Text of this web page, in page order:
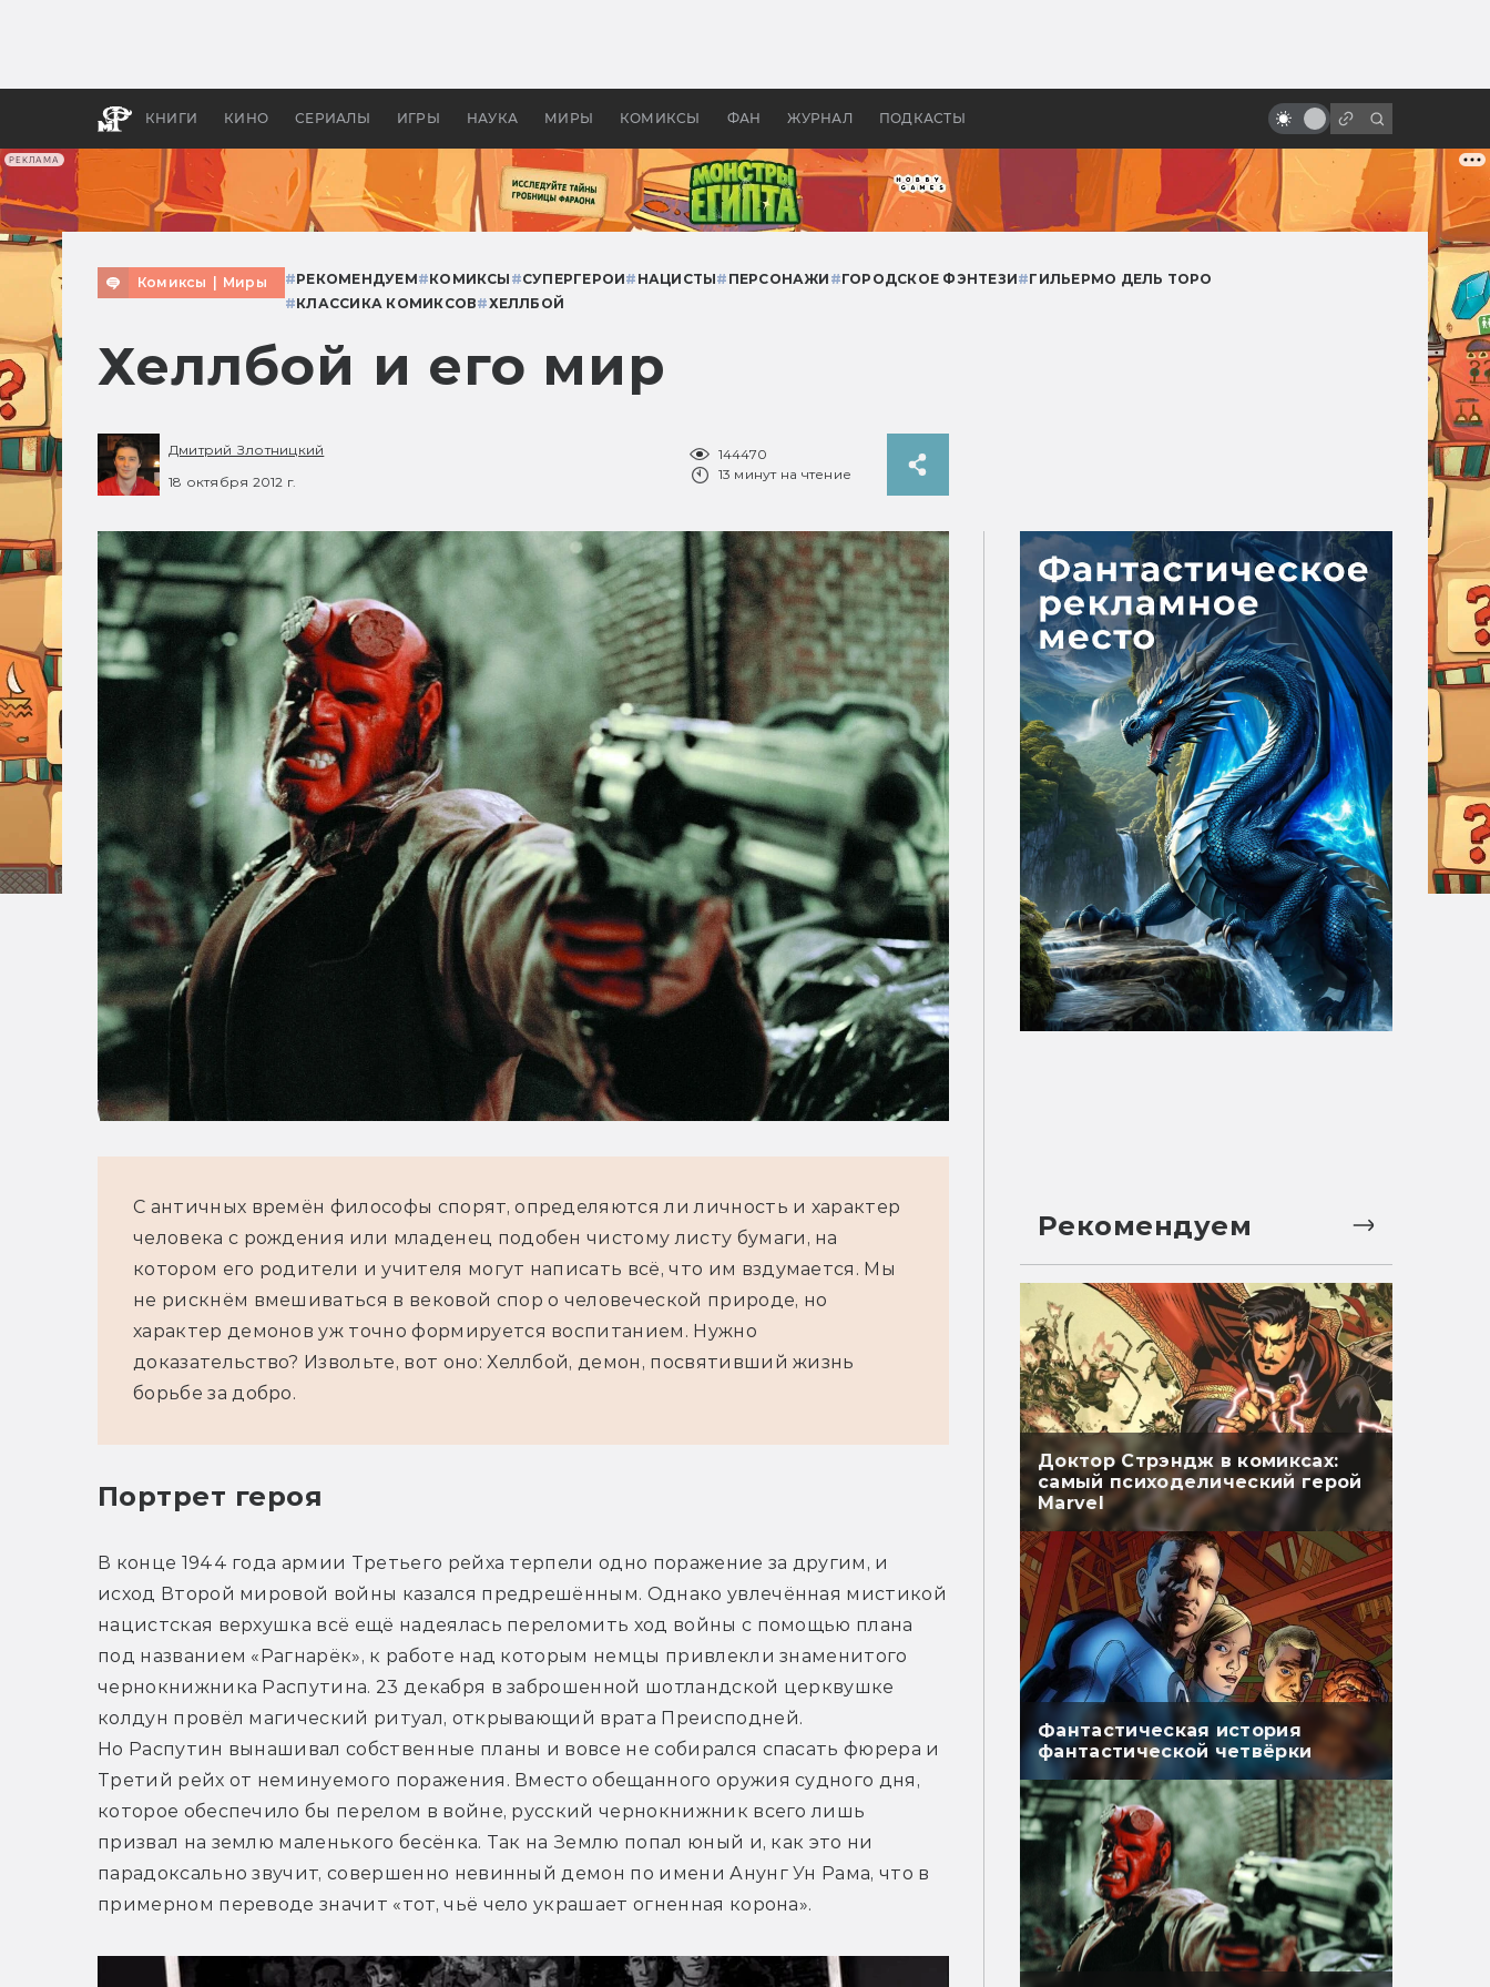
РЕКЛАМА
КНИГИ КИНО СЕРИАЛЫ ИГРЫ НАУКА МИРЫ КОМИКСЫ ФАН ЖУРНАЛ ПОДКАСТЫ
апокалипсис, в России —
бы «Властелина колец»
робот-полицейский
Комиксы Миры #РЕКОМЕНДУЕМ#КОМИКСЫ #СУПЕРГЕРОИ# НАЦИСТЫ# ПЕРСОНАЖИ #ГОРОДСКОЕ ФЭНТЕЗИ#ГИЛЬЕРМО ДЕЛЬ ТОРО
#КЛАССИКА КОМИКСОВ#ХЕЛЛБОЙ
Хеллбой и его мир
Дмитрий Злотницкий
18 октября 2012 г.
144470
13 минут на чтение
С античных времён философы спорят, определяются ли личность и характер
человека с рождения или младенец подобен чистому листу бумаги, на
котором его родители и учителя могут написать всё, что им вздумается. Мы
не рискнём вмешиваться в вековой спор о человеческой природе, но
характер демонов уж точно формируется воспитанием. Нужно
доказательство? Извольте, вот оно: Хеллбой, демон, посвятивший жизнь
борьбе за добро.
Портрет героя
В конце 1944 года армии Третьего рейха терпели одно поражение за другим, и
исход Второй мировой войны казался предрешённым. Однако увлечённая мистикой
нацистская верхушка всё ещё надеялась переломить ход войны с помощью плана
под названием «Рагнарёк», к работе над которым немцы привлекли знаменитого
чернокнижника Распутина. 23 декабря в заброшенной шотландской церквушке
колдун провёл магический ритуал, открывающий врата Преисподней.
Но Распутин вынашивал собственные планы и вовсе не собирался спасать фюрера и
Третий рейх от неминуемого поражения. Вместо обещанного оружия судного дня,
которое обеспечило бы перелом в войне, русский чернокнижник всего лишь
призвал на землю маленького бесёнка. Так на Землю попал юный и, как это ни
парадоксально звучит, совершенно невинный демон по имени Анунг Ун Рама, что в
примерном переводе значит «тот, чьё чело украшает огненная корона».
Рекомендуем
Доктор Стрэндж в комиксах:
самый психоделический герой
Marvel
Фантастическая история
фантастической четвёрки